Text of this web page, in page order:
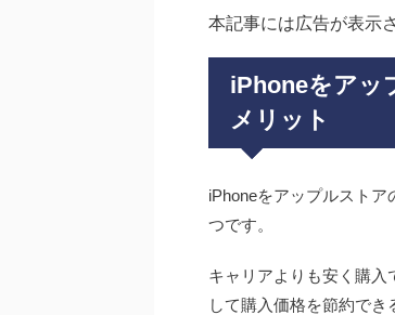
本記事には広告が表示
iPhoneをアッ
メリット
iPhoneをアップルスト
つです。
キャリアよりも安く購
して購入価格を節約でき